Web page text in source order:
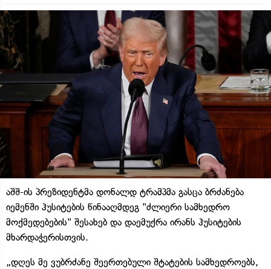
აშშ-ის პრეზიდენტმა დონალდ ტრამპმა გასცა ბრძანება
იემენში ჰუსიტების წინააღმდეგ "ძლიერი სამხედრო
მოქმედებების" შესახებ და დაემუქრა ირანს ჰუსიტების
მხარდაჭერისთვის.
„დღეს მე ვუბრძანე შეერთებული შტატების სამხედროებს,